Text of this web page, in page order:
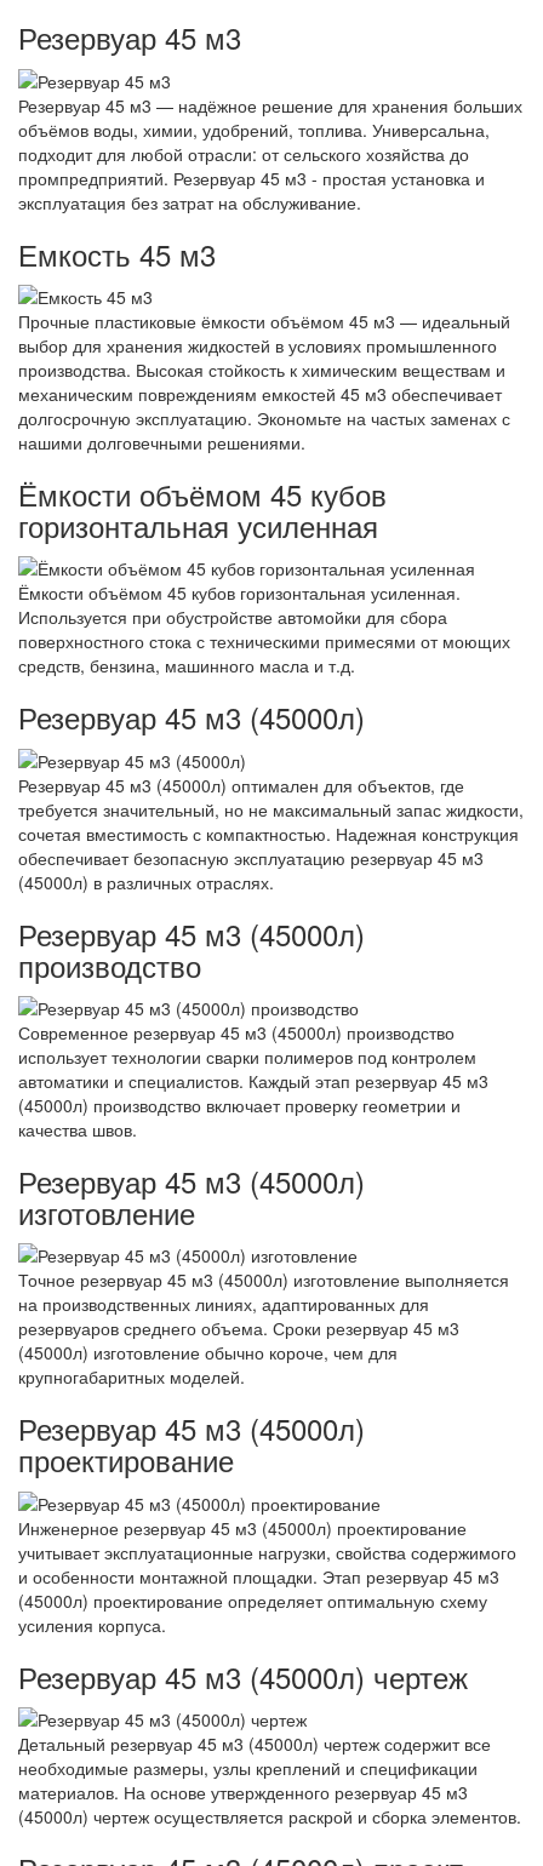
Резервуар 45 м3
Резервуар 45 м3 — надёжное решение для хранения больших
объёмов воды, химии, удобрений, топлива. Универсальна,
подходит для любой отрасли: от сельского хозяйства до
промпредприятий. Резервуар 45 м3 - простая установка и
эксплуатация без затрат на обслуживание.
Емкость 45 м3
Прочные пластиковые ёмкости объёмом 45 м3 — идеальный
выбор для хранения жидкостей в условиях промышленного
производства. Высокая стойкость к химическим веществам и
механическим повреждениям емкостей 45 м3 обеспечивает
долгосрочную эксплуатацию. Экономьте на частых заменах с
нашими долговечными решениями.
Ёмкости объёмом 45 кубов
горизонтальная усиленная
Ёмкости объёмом 45 кубов горизонтальная усиленная.
Используется при обустройстве автомойки для сбора
поверхностного стока с техническими примесями от моющих
средств, бензина, машинного масла и т.д.
Резервуар 45 м3 (45000л)
Резервуар 45 м3 (45000л) оптимален для объектов, где
требуется значительный, но не максимальный запас жидкости,
сочетая вместимость с компактностью. Надежная конструкция
обеспечивает безопасную эксплуатацию резервуар 45 м3
(45000л) в различных отраслях.
Резервуар 45 м3 (45000л)
производство
Современное резервуар 45 м3 (45000л) производство
использует технологии сварки полимеров под контролем
автоматики и специалистов. Каждый этап резервуар 45 м3
(45000л) производство включает проверку геометрии и
качества швов.
Резервуар 45 м3 (45000л)
изготовление
Точное резервуар 45 м3 (45000л) изготовление выполняется
на производственных линиях, адаптированных для
резервуаров среднего объема. Сроки резервуар 45 м3
(45000л) изготовление обычно короче, чем для
крупногабаритных моделей.
Резервуар 45 м3 (45000л)
проектирование
Инженерное резервуар 45 м3 (45000л) проектирование
учитывает эксплуатационные нагрузки, свойства содержимого
и особенности монтажной площадки. Этап резервуар 45 м3
(45000л) проектирование определяет оптимальную схему
усиления корпуса.
Резервуар 45 м3 (45000л) чертеж
Детальный резервуар 45 м3 (45000л) чертеж содержит все
необходимые размеры, узлы креплений и спецификации
материалов. На основе утвержденного резервуар 45 м3
(45000л) чертеж осуществляется раскрой и сборка элементов.